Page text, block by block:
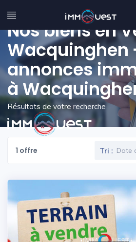
Nos biens en
Wacquinghen
annonces
à
Résultats de votre recherche
1 offre Tri : Date